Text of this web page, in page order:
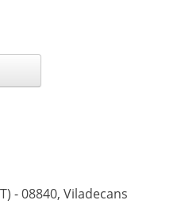
- 08840, Viladecans